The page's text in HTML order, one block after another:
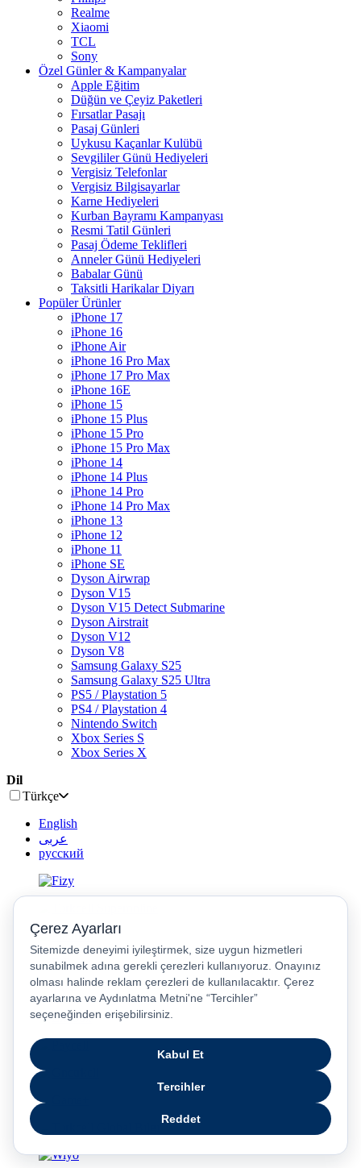
Realme
Xiaomi
TCL
Sony
Özel Günler & Kampanyalar
Apple Eğitim
Düğün ve Çeyiz Paketleri
Fırsatlar Pasajı
Pasaj Günleri
Uykusu Kaçanlar Kulübü
Sevgililer Günü Hediyeleri
Vergisiz Telefonlar
Vergisiz Bilgisayarlar
Karne Hediyeleri
Kurban Bayramı Kampanyası
Resmi Tatil Günleri
Pasaj Ödeme Teklifleri
Anneler Günü Hediyeleri
Babalar Günü
Taksitli Harikalar Diyarı
Popüler Ürünler
iPhone 17
iPhone 16
iPhone Air
iPhone 16 Pro Max
iPhone 17 Pro Max
iPhone 16E
iPhone 15
iPhone 15 Plus
iPhone 15 Pro
iPhone 15 Pro Max
iPhone 14
iPhone 14 Plus
iPhone 14 Pro
iPhone 14 Pro Max
iPhone 13
iPhone 12
iPhone 11
iPhone SE
Dyson Airwrap
Dyson V15
Dyson V15 Detect Submarine
Dyson Airstrait
Dyson V12
Dyson V8
Samsung Galaxy S25
Samsung Galaxy S25 Ultra
PS5 / Playstation 5
PS4 / Playstation 4
Nintendo Switch
Xbox Series S
Xbox Series X
Dil
Türkçe
English
عربى
русский